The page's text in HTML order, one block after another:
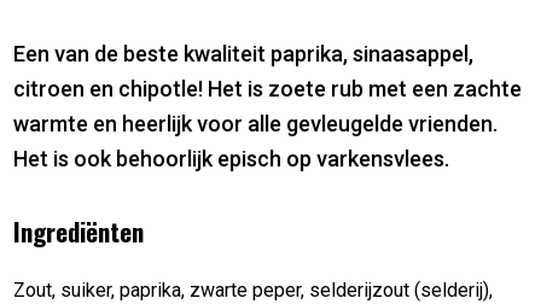
Een van de beste kwaliteit paprika, sinaasappel,
citroen en chipotle! Het is zoete rub met een zachte
warmte en heerlijk voor alle gevleugelde vrienden.
Het is ook behoorlijk episch op varkensvlees.
Ingrediënten
Zout, suiker, paprika, zwarte peper, selderijzout (selderij),